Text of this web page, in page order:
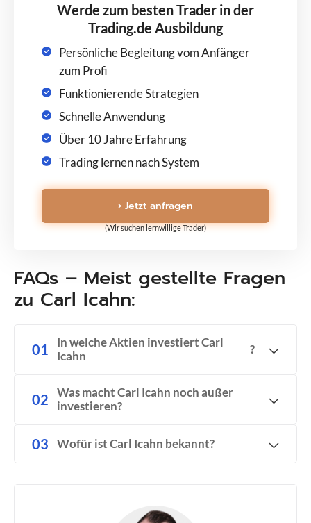
Werde zum besten Trader in der
Trading.de Ausbildung
Persönliche Begleitung vom Anfänger
zum Profi
Funktionierende Strategien
Schnelle Anwendung
Über 10 Jahre Erfahrung
Trading lernen nach System
› Jetzt anfragen
(Wir suchen lernwillige Trader)
FAQs – Meist gestellte Fragen
zu Carl Icahn:
In welche Aktien investiert Carl
Icahn
?
Was macht Carl Icahn noch außer
investieren?
Wofür ist Carl Icahn bekannt?